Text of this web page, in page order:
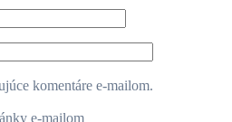
komentáre e-mailom.
e-mailom